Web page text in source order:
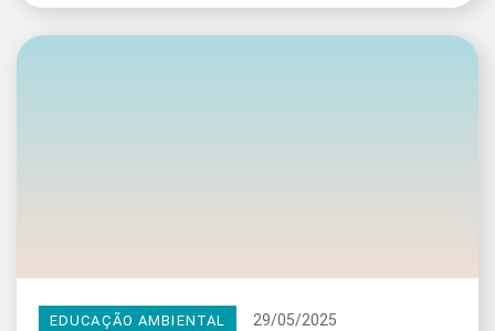
EDUCAÇÃO AMBIENTAL 29/05/2025